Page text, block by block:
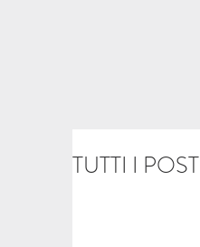
TUTTI I POST